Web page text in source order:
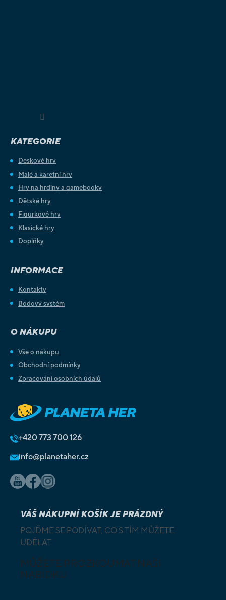
KATEGORIE
Deskové hry
Malé a karetní hry
Hry na hrdiny a gamebooky
Dětské hry
Figurkové hry
Klasické hry
Doplňky
INFORMACE
Kontakty
Bodový systém
O NÁKUPU
Vše o nákupu
Obchodní podmínky
Zpracování osobních údajů
+420 773 700 126
info@planetaher.cz
VÁŠ NÁKUPNÍ KOŠÍK JE PRÁZDNÝ
POJĎME SE PODÍVAT, CO S TÍM MŮŽETE
UDĚLAT
MŮŽETE PROZKOUMAT NAŠI
NABÍDKU